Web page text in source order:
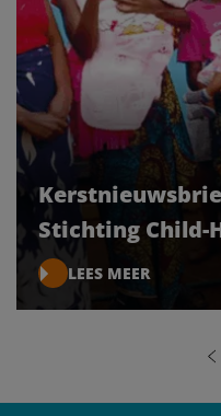
Stichting Child-
LEES MEER